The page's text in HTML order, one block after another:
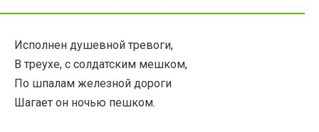
Исполнен душевной тревоги,
В треухе, с солдатским мешком,
По шпалам железной дороги
Шагает он ночью пешком.